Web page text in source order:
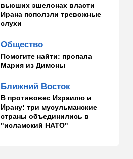
высших эшелонах власти
Ирана поползли тревожные
слухи
Общество
Помогите найти: пропала
Мария из Димоны
Ближний Восток
В противовес Израилю и
Ирану: три мусульманские
страны объединились в
"исламский НАТО"